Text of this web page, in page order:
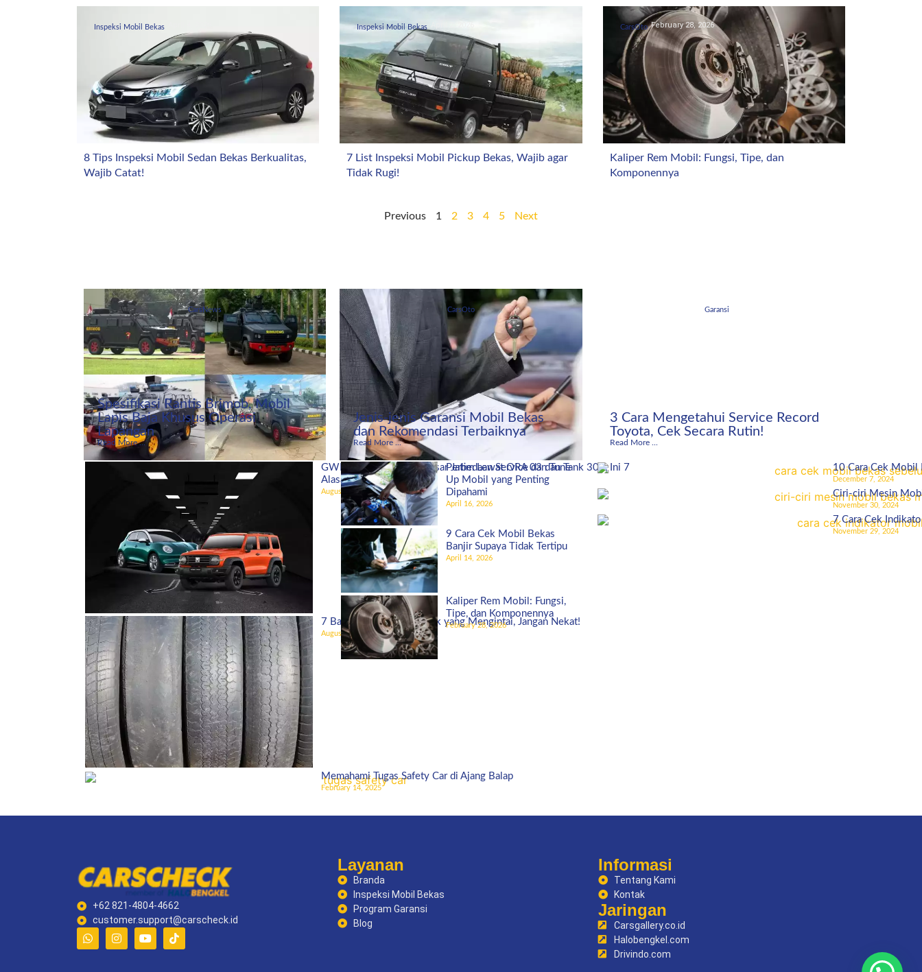
Inspeksi Mobil Bekas
8 Tips Inspeksi Mobil Sedan Bekas Berkualitas,
Wajib Catat!
Inspeksi Mobil Bekas
7 List Inspeksi Mobil Pickup Bekas, Wajib agar
Tidak Rugi!
CarsOto February 28, 2026
Kaliper Rem Mobil: Fungsi, Tipe, dan
Komponennya
Previous 1 2 3 4 5 Next
CarsNews
Spesifikasi Rantis Brimob, Mobil
Lapis Baja Khusus Operasi
Lapangan
Read More ...
GWM Indonesia Bidik Pasar Jatim Lewat ORA 03 dan Tank 300, Ini 7
Alasannya!
August 27, 2025
7 Bahaya Ban Mobil Botak yang Mengintai, Jangan Nekat!
August 5, 2025
Memahami Tugas Safety Car di Ajang Balap
February 14, 2025
CarsOto
Jenis-jenis Garansi Mobil Bekas
dan Rekomendasi Terbaiknya
Read More ...
Perbedaan Service dan Tune
Up Mobil yang Penting
Dipahami
April 16, 2026
9 Cara Cek Mobil Bekas
Banjir Supaya Tidak Tertipu
April 14, 2026
Kaliper Rem Mobil: Fungsi,
Tipe, dan Komponennya
February 28, 2026
Garansi
3 Cara Mengetahui Service Record
Toyota, Cek Secara Rutin!
Read More ...
10 Cara Cek Mobil
December 7, 2024
Ciri-ciri Mesin
November 30, 2024
7 Cara Cek
November 29, 2024
+62 821-4804-4662
customer.support@carscheck.id
Layanan
Branda
Inspeksi Mobil Bekas
Program Garansi
Blog
Informasi
Tentang Kami
Kontak
Jaringan
Carsgallery.co.id
Halobengkel.com
Drivindo.com